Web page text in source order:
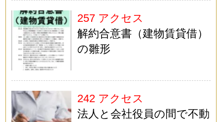
257 アクセス
解約合意書（建物賃貸借）
の雛形
242 アクセス
法人と会社役員の間で不動